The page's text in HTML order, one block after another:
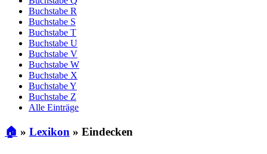
Buchstabe R
Buchstabe S
Buchstabe T
Buchstabe U
Buchstabe V
Buchstabe W
Buchstabe X
Buchstabe Y
Buchstabe Z
Alle Einträge
🏠 » Lexikon » Eindecken